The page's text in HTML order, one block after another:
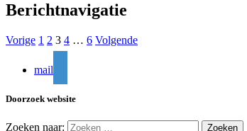
Berichtnavigatie
Vorige 1 2 3 4 … 6 Volgende
mail
Doorzoek website
Zoeken naar: